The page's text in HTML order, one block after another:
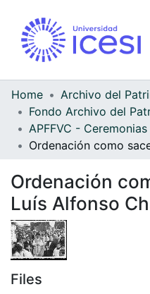
Home
Ordenación
Luís Alfonso
Files